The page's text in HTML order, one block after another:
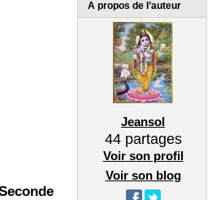
A propos de l’auteur
Jeansol
44partages
Voir son profil
Voir son blog